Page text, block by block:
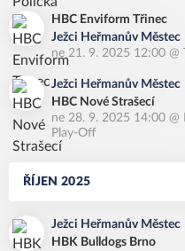
HBC Enviform Třinec
Ježci Heřmanův Městec
ne 21. 9. 2025 12:00 @
Ježci Heřmanův Městec
HBC Nové Strašecí
ne 28. 9. 2025 14:00 @
Play-Off
ŘÍJEN 2025
Ježci Heřmanův Městec
HBK Bulldogs Brno